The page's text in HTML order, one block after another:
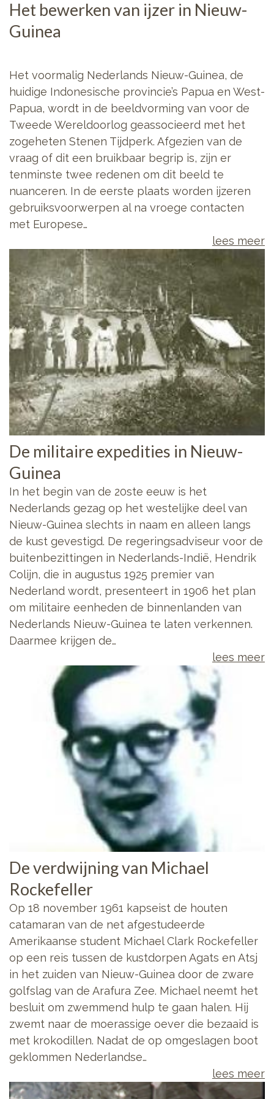
Het bewerken van ijzer in Nieuw-
Guinea
Het voormalig Nederlands Nieuw-Guinea, de
huidige Indonesische provincie’s Papua en West-
Papua, wordt in de beeldvorming van voor de
Tweede Wereldoorlog geassocieerd met het
zogeheten Stenen Tijdperk. Afgezien van de
vraag of dit een bruikbaar begrip is, zijn er
tenminste twee redenen om dit beeld te
nuanceren. In de eerste plaats worden ijzeren
gebruiksvoorwerpen al na vroege contacten
met Europese…
lees meer
De militaire expedities in Nieuw-
Guinea
In het begin van de 20ste eeuw is het
Nederlands gezag op het westelijke deel van
Nieuw-Guinea slechts in naam en alleen langs
de kust gevestigd. De regeringsadviseur voor de
buitenbezittingen in Nederlands-Indië, Hendrik
Colijn, die in augustus 1925 premier van
Nederland wordt, presenteert in 1906 het plan
om militaire eenheden de binnenlanden van
Nederlands Nieuw-Guinea te laten verkennen.
Daarmee krijgen de…
lees meer
De verdwijning van Michael
Rockefeller
Op 18 november 1961 kapseist de houten
catamaran van de net afgestudeerde
Amerikaanse student Michael Clark Rockefeller
op een reis tussen de kustdorpen Agats en Atsj
in het zuiden van Nieuw-Guinea door de zware
golfslag van de Arafura Zee. Michael neemt het
besluit om zwemmend hulp te gaan halen. Hij
zwemt naar de moerassige oever die bezaaid is
met krokodillen. Nadat de op omgeslagen boot
geklommen Nederlandse…
lees meer